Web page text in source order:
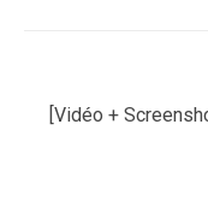
dePrevious
[Vidéo +